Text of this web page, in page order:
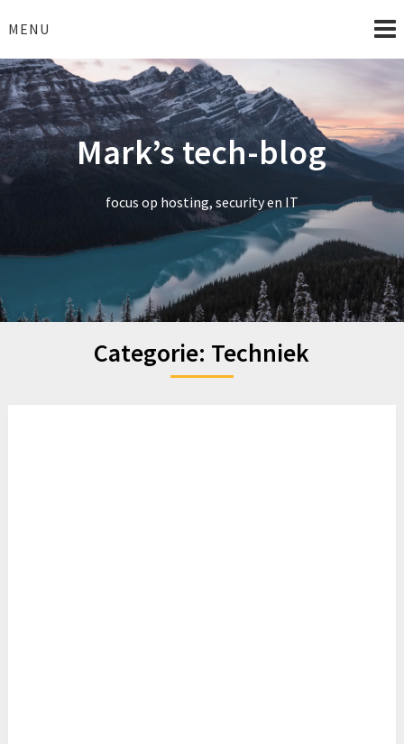
toMENU
Mark’s tech-blog
focus op hosting, security en IT
Categorie: Techniek